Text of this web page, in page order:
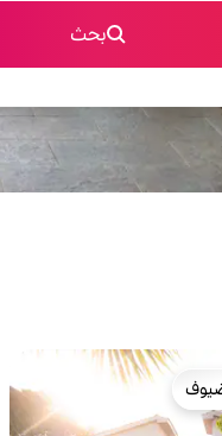
بحث
لدى الضيوف